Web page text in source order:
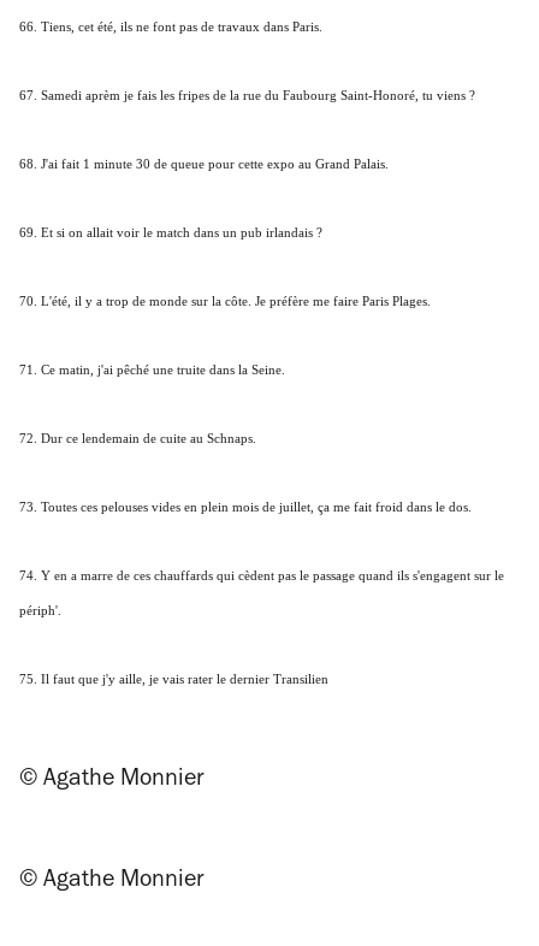
66. Tiens, cet été, ils ne font pas de travaux dans Paris.
67. Samedi aprèm je fais les fripes de la rue du Faubourg Saint-Honoré, tu viens ?
68. J'ai fait 1 minute 30 de queue pour cette expo au Grand Palais.
69. Et si on allait voir le match dans un pub irlandais ?
70. L'été, il y a trop de monde sur la côte. Je préfère me faire Paris Plages.
71. Ce matin, j'ai pêché une truite dans la Seine.
72. Dur ce lendemain de cuite au Schnaps.
73. Toutes ces pelouses vides en plein mois de juillet, ça me fait froid dans le dos.
74. Y en a marre de ces chauffards qui cèdent pas le passage quand ils s'engagent sur le
périph'.
75. Il faut que j'y aille, je vais rater le dernier Transilien
© Agathe Monnier
© Agathe Monnier